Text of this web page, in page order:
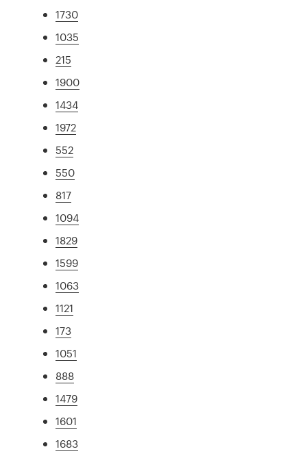
1730
1035
215
1900
1434
1972
552
550
817
1094
1829
1599
1063
1121
173
1051
888
1479
1601
1683